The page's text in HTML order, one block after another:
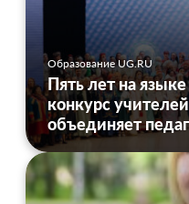
Образование UG.RU
Пять лет на
конкурс
объединяет